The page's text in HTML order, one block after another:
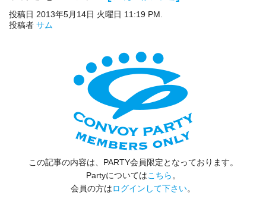
投稿日 2013年5月14日 火曜日 11:19 PM.
投稿者 サム
この記事の内容は、PARTY会員限定となっております。
Partyについてはこちら 。
会員の方はログインして下さい。